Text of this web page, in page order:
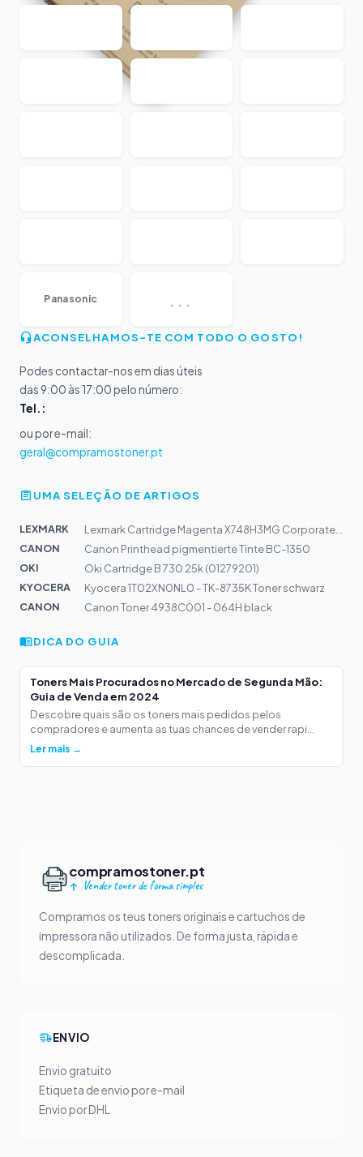
Panasonic
ACONSELHAMOS-TE COM TODO O GOSTO!
Podes contactar-nos em dias úteis
das 9:00 às 17:00 pelo número:
Tel.:
ou por e-mail:
geral@compramostoner.pt
UMA SELEÇÃO DE ARTIGOS
LEXMARK
CANON
Canon Printhead pigmentierte Tinte BC-1350
OKI
Oki Cartridge B 730 25k (01279201)
KYOCERA
Kyocera 1T02XN0NL0 - TK-8735K Toner schwarz
CANON
Canon Toner 4938C001 - 064H black
DICA DO GUIA
Toners Mais Procurados no Mercado de Segunda Mão:
Guia de Venda em 2024
Descobre quais são os toners mais pedidos pelos
compradores e aumenta as tuas chances de vender rapi...
Ler mais →
compramostoner.pt
Vender toner de forma simples
Compramos os teus toners originais e cartuchos de
impressora não utilizados. De forma justa, rápida e
descomplicada.
ENVIO
Envio gratuito
Etiqueta de envio por e-mail
Envio por DHL